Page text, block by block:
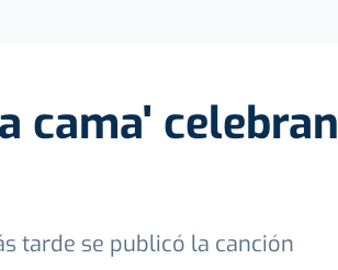
cama' celebran
tarde se publicó la canción